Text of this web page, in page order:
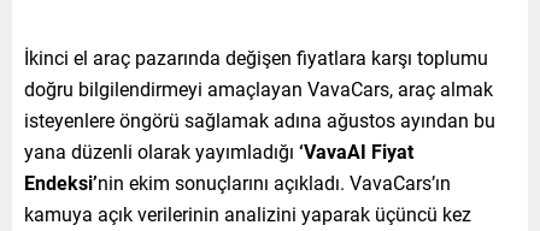
İkinci el araç pazarında değişen fiyatlara karşı toplumu
doğru bilgilendirmeyi amaçlayan VavaCars, araç almak
isteyenlere öngörü sağlamak adına ağustos ayından bu
yana düzenli olarak yayımladığı ‘VavaAI Fiyat
Endeksi’nin ekim sonuçlarını açıkladı. VavaCars’ın
kamuya açık verilerinin analizini yaparak üçüncü kez